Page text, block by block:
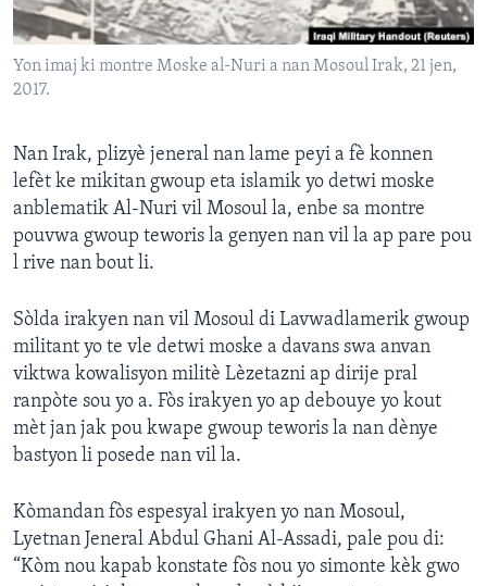
Yon imaj ki montre Moske al-Nuri a nan Mosoul Irak, 21 jen,
2017.
Nan Irak, plizyè jeneral nan lame peyi a fè konnen
lefèt ke mikitan gwoup eta islamik yo detwi moske
anblematik Al-Nuri vil Mosoul la, enbe sa montre
pouvwa gwoup teworis la genyen nan vil la ap pare pou
l rive nan bout li.
Sòlda irakyen nan vil Mosoul di Lavwadlamerik gwoup
militant yo te vle detwi moske a davans swa anvan
viktwa kowalisyon militè Lèzetazni ap dirije pral
ranpòte sou yo a. Fòs irakyen yo ap debouye yo kout
mèt jan jak pou kwape gwoup teworis la nan dènye
bastyon li posede nan vil la.
Kòmandan fòs espesyal irakyen yo nan Mosoul,
Lyetnan Jeneral Abdul Ghani Al-Assadi, pale pou di:
“Kòm nou kapab konstate fòs nou yo simonte kèk gwo